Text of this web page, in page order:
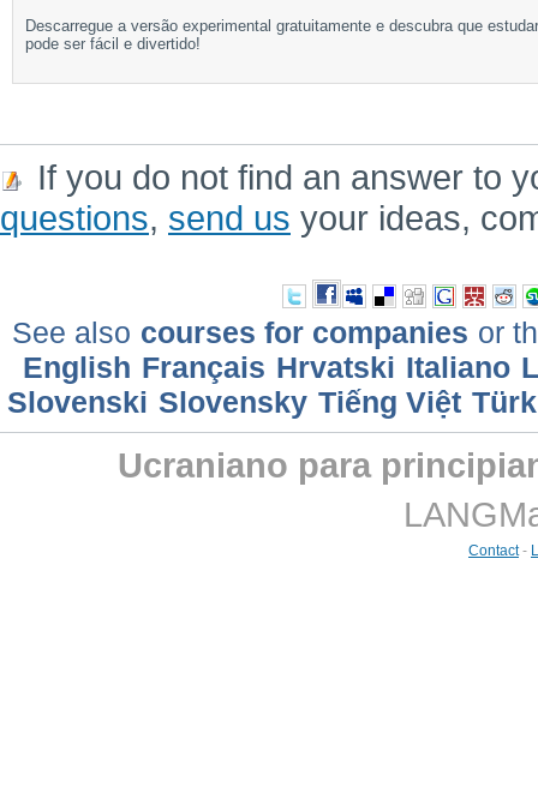
Descarregue a versão experimental gratuitamente e descubra que estudar
pode ser fácil e divertido!
If you do not find an answer to
questions, send us your ideas,
See also courses for companies or
English Français Hrvatski Italiano
Slovenski Slovensky Tiếng Việt
Ucraniano para
Contact-